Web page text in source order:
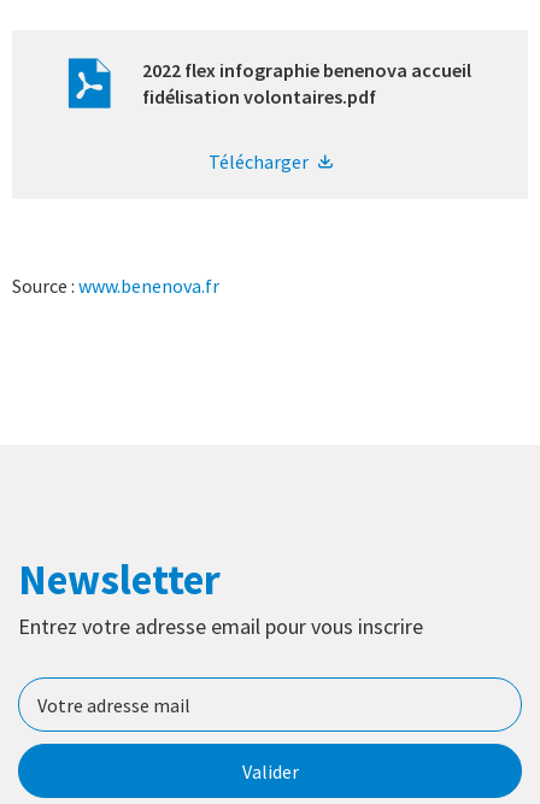
2022 flex infographie benenova accueil
fidélisation volontaires.pdf
Télécharger
Source : www.benenova.fr
Newsletter
Entrez votre adresse email pour vous inscrire
Valider